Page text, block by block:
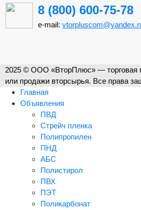
8 (800) 600-75-78
e-mail:
2025 © ООО «ВторПлюс» — торговая
или продажи вторсырья. Все права
Главная
Объявления
ПВД
Стрейч пленка
Полипропилен
ПНД
АБС
Полистирол
ПВХ
ПЭТ
Поликарбонат